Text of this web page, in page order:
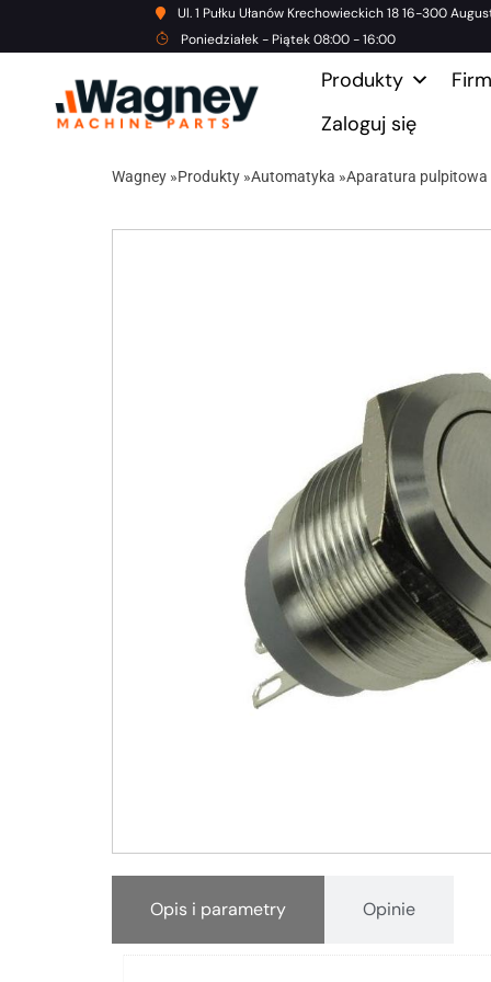
Ul. 1 Pułku Ułanów Krechowieckich 18 16-300
Poniedziałek - Piątek 08:00 - 16:00
Produkty
Zaloguj się
Wagney »Produkty »Automatyka »Aparatura pulpitowa
Opis i parametry Opinie